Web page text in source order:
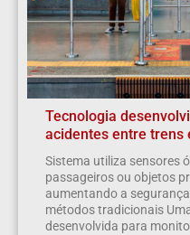
Tecnologia
acidentes entre
Sistema utiliza sensores
passageiros ou objetos
aumentando a
métodos tradicionais
desenvolvida para